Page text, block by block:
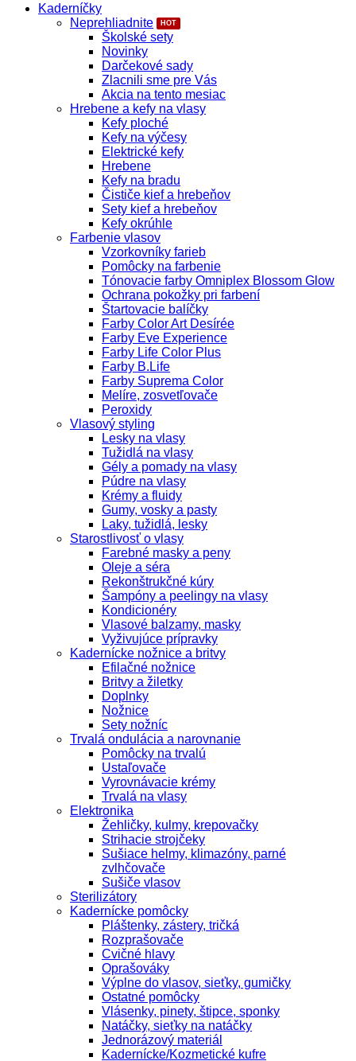
Kaderníčky
Neprehliadnite
Školské sety
Novinky
Darčekové sady
Zlacnili sme pre Vás
Akcia na tento mesiac
Hrebene a kefy na vlasy
Kefy ploché
Kefy na výčesy
Elektrické kefy
Hrebene
Kefy na bradu
Čističe kief a hrebeňov
Sety kief a hrebeňov
Kefy okrúhle
Farbenie vlasov
Vzorkovníky farieb
Pomôcky na farbenie
Tónovacie farby Omniplex Blossom Glow
Ochrana pokožky pri farbení
Štartovacie balíčky
Farby Color Art Desírée
Farby Eve Experience
Farby Life Color Plus
Farby B.Life
Farby Suprema Color
Melíre, zosvetľovače
Peroxidy
Vlasový styling
Lesky na vlasy
Tužidlá na vlasy
Gély a pomady na vlasy
Púdre na vlasy
Krémy a fluidy
Gumy, vosky a pasty
Laky, tužidlá, lesky
Starostlivosť o vlasy
Farebné masky a peny
Oleje a séra
Rekonštrukčné kúry
Šampóny a peelingy na vlasy
Kondicionéry
Vlasové balzamy, masky
Vyživujúce prípravky
Kadernícke nožnice a britvy
Efilačné nožnice
Britvy a žiletky
Doplnky
Nožnice
Sety nožníc
Trvalá ondulácia a narovnanie
Pomôcky na trvalú
Ustaľovače
Vyrovnávacie krémy
Trvalá na vlasy
Elektronika
Žehličky, kulmy, krepovačky
Strihacie strojčeky
Sušiace helmy, klimazóny, parné
zvlhčovače
Sušiče vlasov
Sterilizátory
Kadernícke pomôcky
Pláštenky, zástery, tričká
Rozprašovače
Cvičné hlavy
Oprašováky
Výplne do vlasov, sieťky, gumičky
Ostatné pomôcky
Vlásenky, pinety, štipce, sponky
Natáčky, sieťky na natáčky
Jednorázový materiál
Kadernícke/Kozmetické kufre